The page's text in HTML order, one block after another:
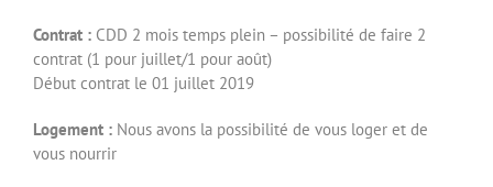
Contrat :CDD 2 mois temps plein – possibilité de faire 2
contrat (1 pour juillet/1 pour août)
Début contrat le 01 juillet 2019
Logement :Nous avons la possibilité de vous loger et de
vous nourrir